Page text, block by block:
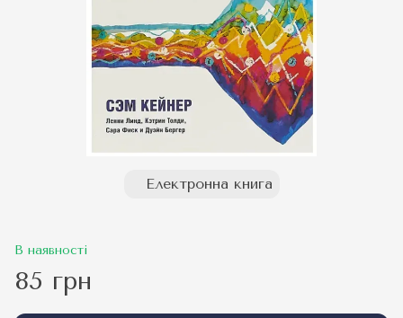
Електронна книга
В наявності
85 грн